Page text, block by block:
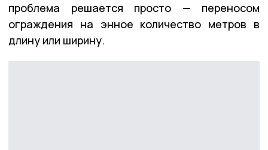
проблема решается просто — переносом
ограждения на энное количество метров в
длину или ширину.